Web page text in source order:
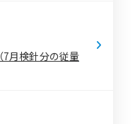
月検針分の従量